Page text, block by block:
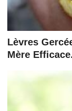
Lèvres
Mère